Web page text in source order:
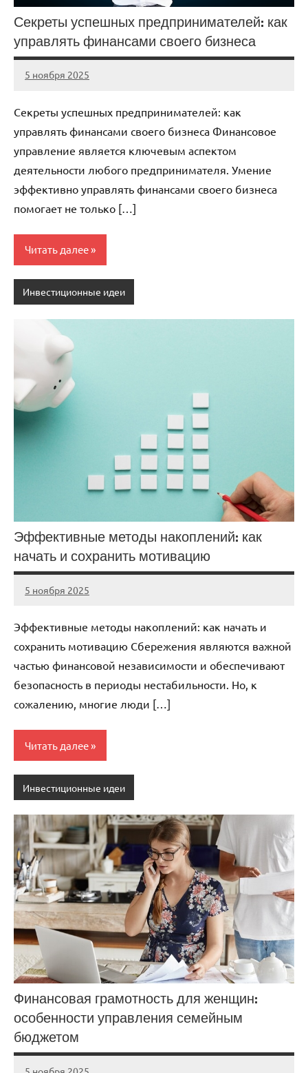
Секреты успешных предпринимателей: как
управлять финансами своего бизнеса
5 ноября 2025
cement_zavod
Нет
Секреты успешных предпринимателей: как
управлять финансами своего бизнеса Финансовое
управление является ключевым аспектом
деятельности любого предпринимателя. Умение
эффективно управлять финансами своего бизнеса
помогает не только […]
Читать далее
Инвестиционные идеи
Эффективные методы накоплений: как
начать и сохранить мотивацию
5 ноября 2025
cement_zavod
Нет
Эффективные методы накоплений: как начать и
сохранить мотивацию Сбережения являются важной
частью финансовой независимости и обеспечивают
безопасность в периоды нестабильности. Но, к
сожалению, многие люди […]
Читать далее
Инвестиционные идеи
Финансовая грамотность для женщин:
особенности управления семейным
бюджетом